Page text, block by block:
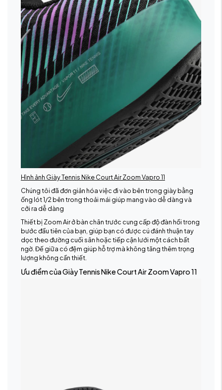
Hình ảnh Giày Tennis Nike Court Air Zoom Vapro 11
Chúng tôi đã đơn giản hóa việc đi vào bên trong giày bằng
ống lót 1/2 bên trong thoải mái giúp mang vào dễ dàng và
cởi ra dễ dàng
Thiết bị Zoom Air ở bàn chân trước cung cấp độ đàn hồi trong
bước đầu tiên của bạn, giúp bạn có được cú đánh thuận tay
dọc theo đường cuối sân hoặc tiếp cận lưới một cách bất
ngờ. Đế giữa có đệm giúp hỗ trợ mà không tăng thêm trọng
lượng không cần thiết.
Ưu điểm của Giày Tennis Nike Court Air Zoom Vapro 11